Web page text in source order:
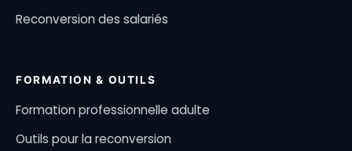
Reconversion des salariés
FORMATION & OUTILS
Formation professionnelle adulte
Outils pour la reconversion